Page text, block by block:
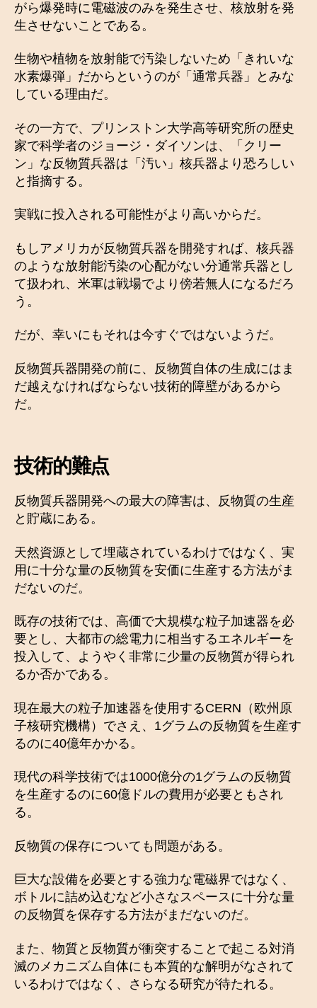
がら爆発時に電磁波のみを発生させ、核放射を発
生させないことである。
生物や植物を放射能で汚染しないため「きれいな
水素爆弾」だからというのが「通常兵器」とみな
している理由だ。
その一方で、プリンストン大学高等研究所の歴史
家で科学者のジョージ・ダイソンは、「クリー
ン」な反物質兵器は「汚い」核兵器より恐ろしい
と指摘する。
実戦に投入される可能性がより高いからだ。
もしアメリカが反物質兵器を開発すれば、核兵器
のような放射能汚染の心配がない分通常兵器とし
て扱われ、米軍は戦場でより傍若無人になるだろ
う。
だが、幸いにもそれは今すぐではないようだ。
反物質兵器開発の前に、反物質自体の生成にはま
だ越えなければならない技術的障壁があるから
だ。
技術的難点
反物質兵器開発への最大の障害は、反物質の生産
と貯蔵にある。
天然資源として埋蔵されているわけではなく、実
用に十分な量の反物質を安価に生産する方法がま
だないのだ。
既存の技術では、高価で大規模な粒子加速器を必
要とし、大都市の総電力に相当するエネルギーを
投入して、ようやく非常に少量の反物質が得られ
るか否かである。
現在最大の粒子加速器を使用するCERN（欧州原
子核研究機構）でさえ、1グラムの反物質を生産す
るのに40億年かかる。
現代の科学技術では1000億分の1グラムの反物質
を生産するのに60億ドルの費用が必要ともされ
る。
反物質の保存についても問題がある。
巨大な設備を必要とする強力な電磁界ではなく、
ボトルに詰め込むなど小さなスペースに十分な量
の反物質を保存する方法がまだないのだ。
また、物質と反物質が衝突することで起こる対消
滅のメカニズム自体にも本質的な解明がなされて
いるわけではなく、さらなる研究が待たれる。